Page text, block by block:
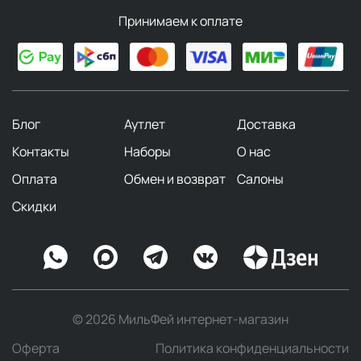
колеблется от 4% до 10%, что обеспечивает
баланс между заметностью, стойкостью и
доступностью. Она охватывает широчайший
большинства повседневных ситуаций. Для
оптимального эффекта достаточно нескольких
распылений на теплые участки кожи.
Парфюмерная вода (Eau de Parfum)предлагает
более насыщенное звучание с концентрацией от
выраженный шлейф и заметно большая
создан для вечерних выходов, особых случаев
или прохладного времени года, когда аромат
должен звучать уверенно и долго, достаточно
всего 1-3 распылений.
Парфюм, духи (Parfum, Parf, Extrait de Parfum)
вершина парфюмерного искусства, где
Принимаем к оплате
Блог Аутлет
Доставка
Контакты
Наборы
О нас
Оплата
Обмен и возврат
Салоны
Скидки
© 2026 МильФей интернет-магазин
Оферта
Политика конфиденциальности